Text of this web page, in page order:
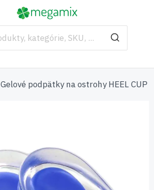
Gelové podpätky na ostrohy HEEL CUP